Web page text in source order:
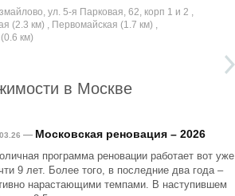
ул. 5-я Парковая, 62, корп 1 и 2 ,
(2.3 км) , Первомайская (1.7 км) ,
км)
в Москве
— Московская реновация – 2026
программа реновации работает вот уже
9 лет. Более того, в последние два года –
нарастающими темпами. В наступившем